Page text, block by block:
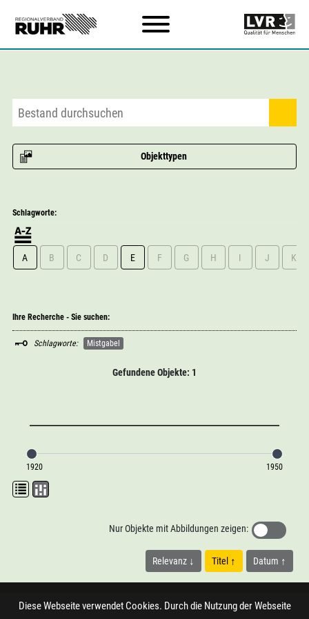
Objekttypen
Gefundene Objekte: 1
1920 1950
Relevanz Titel Datum
Nur Objekte mit Abbildungen zeigen:
Schlagworte:
A B C D E F G H I J K
Ihre Recherche - Sie suchen:
Schlagworte: Mistgabel
Diese Webseite verwendet Cookies. Durch die Nutzung der Webseite